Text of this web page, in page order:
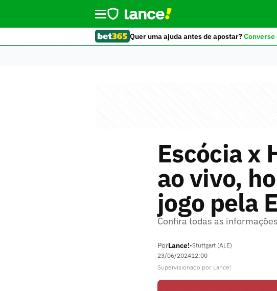
Quer uma ajuda antes de apostar?Converse
Escócia x
ao vivo,
jogo pela
Confira todas as
PorLance!•Stuttgart (ALE)
23/06/202412:00
Supervisionado por Lance!